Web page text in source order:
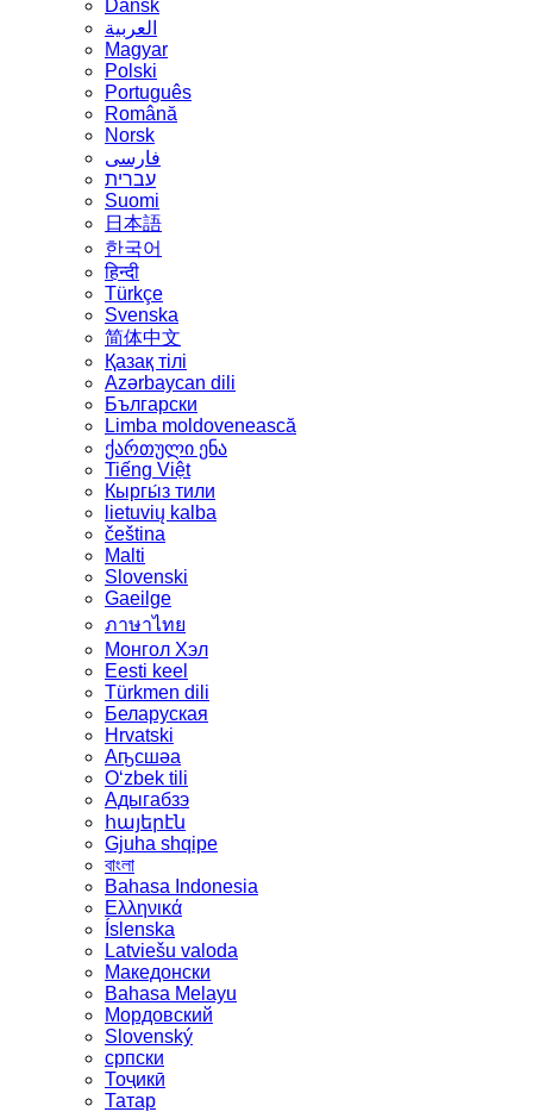
Dansk
العربية
Magyar
Polski
Português
Română
Norsk
فارسی
עברית
Suomi
日本語
한국어
हिन्दी
Türkçe
Svenska
简体中文
Қазақ тілі
Azərbaycan dili
Български
Limba moldovenească
ქართული ენა
Tiếng Việt
Кыргы́з тили
lietuvių kalba
čeština
Malti
Slovenski
Gaeilge
ภาษาไทย
Монгол Хэл
Eesti keel
Türkmen dili
Беларуская
Hrvatski
Аҧсшәа
Oʻzbek tili
Адыгабзэ
հայերէն
Gjuha shqipe
বাংলা
Bahasa Indonesia
Ελληνικά
Íslenska
Latviešu valoda
Македонски
Bahasa Melayu
Мордовский
Slovenský
српски
Тоҷикӣ
Татар